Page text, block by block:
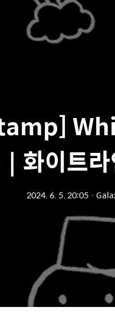
화이트라
2024. 6. 5. 20:05 ㆍ